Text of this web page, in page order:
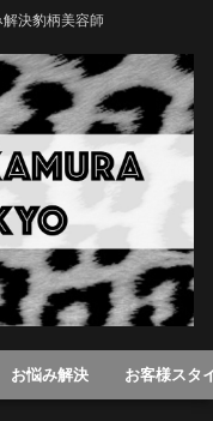
決豹柄美容師
お悩み解決 お客様スタ